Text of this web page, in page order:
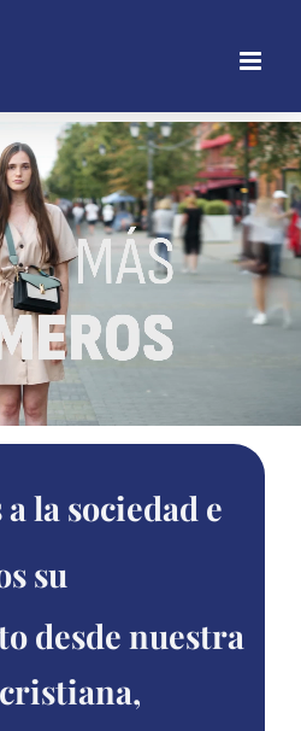
la sociedad e
su
desde nuestra